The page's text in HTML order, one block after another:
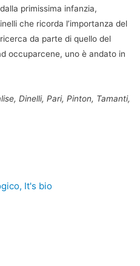
primissima infanzia,
che ricorda l’importanza del
da parte di quello del
occuparcene, uno è andato in
Dinelli, Pari, Pinton, Tamanti,
, It's bio